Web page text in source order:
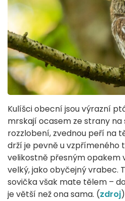
Kulíšci obecní jsou výrazní
mrskají ocasem ze strany na
rozzlobení, zvednou peří na
drží je pevně u vzpřímeného
velikostně přesným opakem
velký, jako obyčejný vrabec.
sovička však mate tělem –
je větší než ona sama. (zdroj)